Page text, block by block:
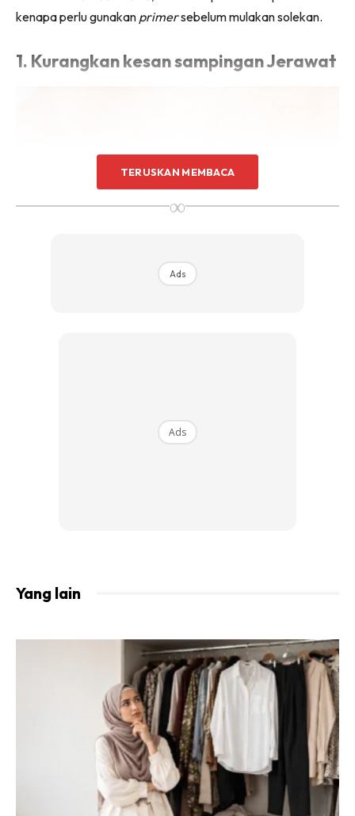
kenapa perlu gunakan primersebelum mulakan solekan.
1. Kurangkan kesan sampingan Jerawat
2. Efek kulit tampak lebih halus
TERUSKAN MEMBACA
∞
Ads
Ads
Yang lain